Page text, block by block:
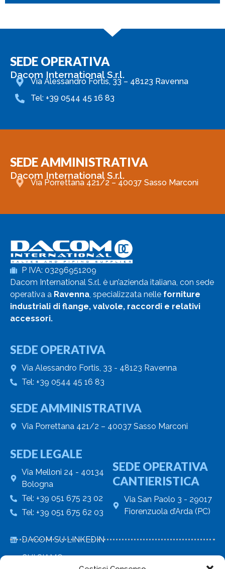
SEDE OPERATIVA
Dacom International S.r.l.
Via Alessandro Fortis, 33 – 48123 Ravenna
Tel: +39 0544 45 16 83
SEDE AMMINISTRATIVA
Dacom International S.r.l.
Via Porrettana 421/2 – 40037 Sasso Marconi
P IVA: 03296951209
Dacom International S.r.l. è un’azienda italiana, con sede
operativa a Ravenna, specializzata nelle forniture
industriali di flange, valvole, raccordi e relativi
accessori.
SEDE OPERATIVA
Via Alessandro Fortis, 33 - 48123 Ravenna
Tel: +39 0544 45 16 83
SEDE AMMINISTRATIVA
Via Porrettana 421/2 – 40037 Sasso Marconi
SEDE LEGALE
Via Melloni 24 - 40134
Bologna
Tel: +39 051 675 23 02
Tel: +39 051 675 62 03
SEDE OPERATIVA
CANTIERISTICA
Via San Paolo 3 - 29017
Fiorenzuola d’Arda (PC)
DACOM SU LINKEDIN
CHI SIAMO